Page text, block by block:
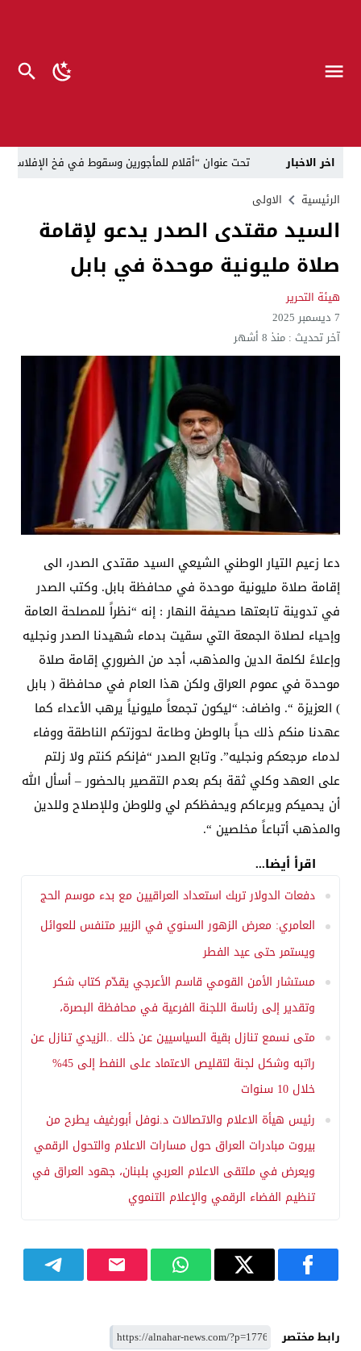
اخر الاخبار
تحت عنوان “أقلام للمأجورين وسقوط في فخ الإفلاس
العراق: لا تهديد على الحدود مع سوريا وتحركات القوات
بينهم ضابطان.. توقيف أربعة منتسبين بشرطة النجف
نفوق جماعي”.. تحذير من كارثة بيئية تهدد أهوار
الرئيسية الاولى
السيد مقتدى الصدر يدعو لإقامة
صلاة مليونية موحدة في بابل
هيئة التحرير
7 ديسمبر 2025
آخر تحديث :منذ 8 أشهر
دعا زعيم التيار الوطني الشيعي السيد مقتدى الصدر، الى
إقامة صلاة مليونية موحدة في محافظة بابل. وكتب الصدر
في تدوينة تابعتها صحيفة النهار : إنه “نظراً للمصلحة العامة
وإحياء لصلاة الجمعة التي سقيت بدماء شهيدنا الصدر ونجليه
وإعلاءً لكلمة الدين والمذهب، أجد من الضروري إقامة صلاة
موحدة في عموم العراق ولكن هذا العام في محافظة ( بابل
) العزيزة “. واضاف: “ليكون تجمعاً مليونياً يرهب الأعداء كما
عهدنا منكم ذلك حباً بالوطن وطاعة لحوزتكم الناطقة ووفاء
لدماء مرجعكم ونجليه”. وتابع الصدر “فإنكم كنتم ولا زلتم
على العهد وكلي ثقة بكم بعدم التقصير بالحضور – أسأل الله
أن يحميكم ويرعاكم ويحفظكم لي وللوطن وللإصلاح وللدين
والمذهب أتباعاً مخلصين “.
اقرأ أيضا...
دفعات الدولار تربك استعداد العراقيين مع بدء موسم الحج
العامري: معرض الزهور السنوي في الزبير متنفس للعوائل
ويستمر حتى عيد الفطر
مستشار الأمن القومي قاسم الأعرجي يقدّم كتاب شكر
وتقدير إلى رئاسة اللجنة الفرعية في محافظة البصرة،
متى نسمع تنازل بقية السياسيين عن ذلك ..الزيدي تنازل عن
راتبه وشكل لجنة لتقليص الاعتماد على النفط إلى 45%
خلال 10 سنوات
رئيس هيأة الاعلام والاتصالات د.نوفل أبورغيف يطرح من
بيروت مبادرات العراق حول مسارات الاعلام والتحول الرقمي
ويعرض في ملتقى الاعلام العربي بلبنان، جهود العراق في
تنظيم الفضاء الرقمي والإعلام التنموي
رابط مختصر